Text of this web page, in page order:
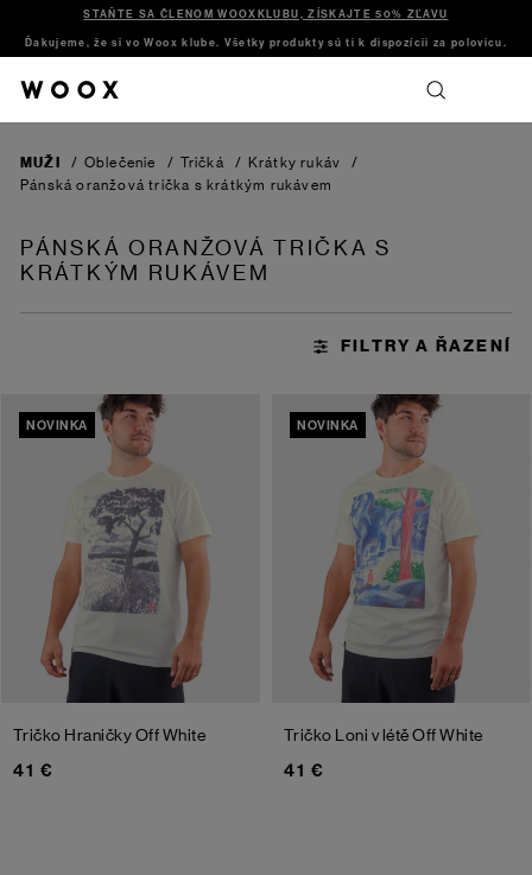
STAŇTE SA ČLENOM WOOXKLUBU, ZÍSKAJTE 50% ZĽAVU
Ďakujeme, že si vo Woox klube. Všetky produkty sú ti k dispozícii za polovicu.
MUŽI / Oblečenie / Tričká / Krátky rukáv
/
Pánská oranžová trička s krátkým rukávem
PÁNSKÁ ORANŽOVÁ TRIČKA S
KRÁTKÝM RUKÁVEM
NOVINKA
Tričko HraničkyOff White
41 €
NOVINKA
Tričko Loni v létěOff White
41 €